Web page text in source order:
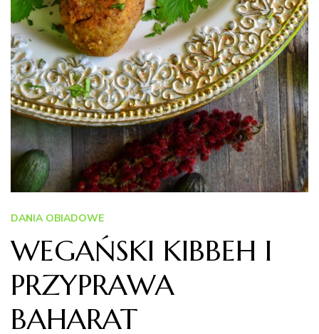
DANIA OBIADOWE
WEGAŃSKI KIBBEH I
PRZYPRAWA
BAHARAT